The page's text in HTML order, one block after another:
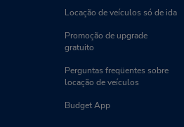
Locação de veículos só de ida
Promoção de upgrade
gratuito
Perguntas freqüentes sobre
locação de veículos
Budget App